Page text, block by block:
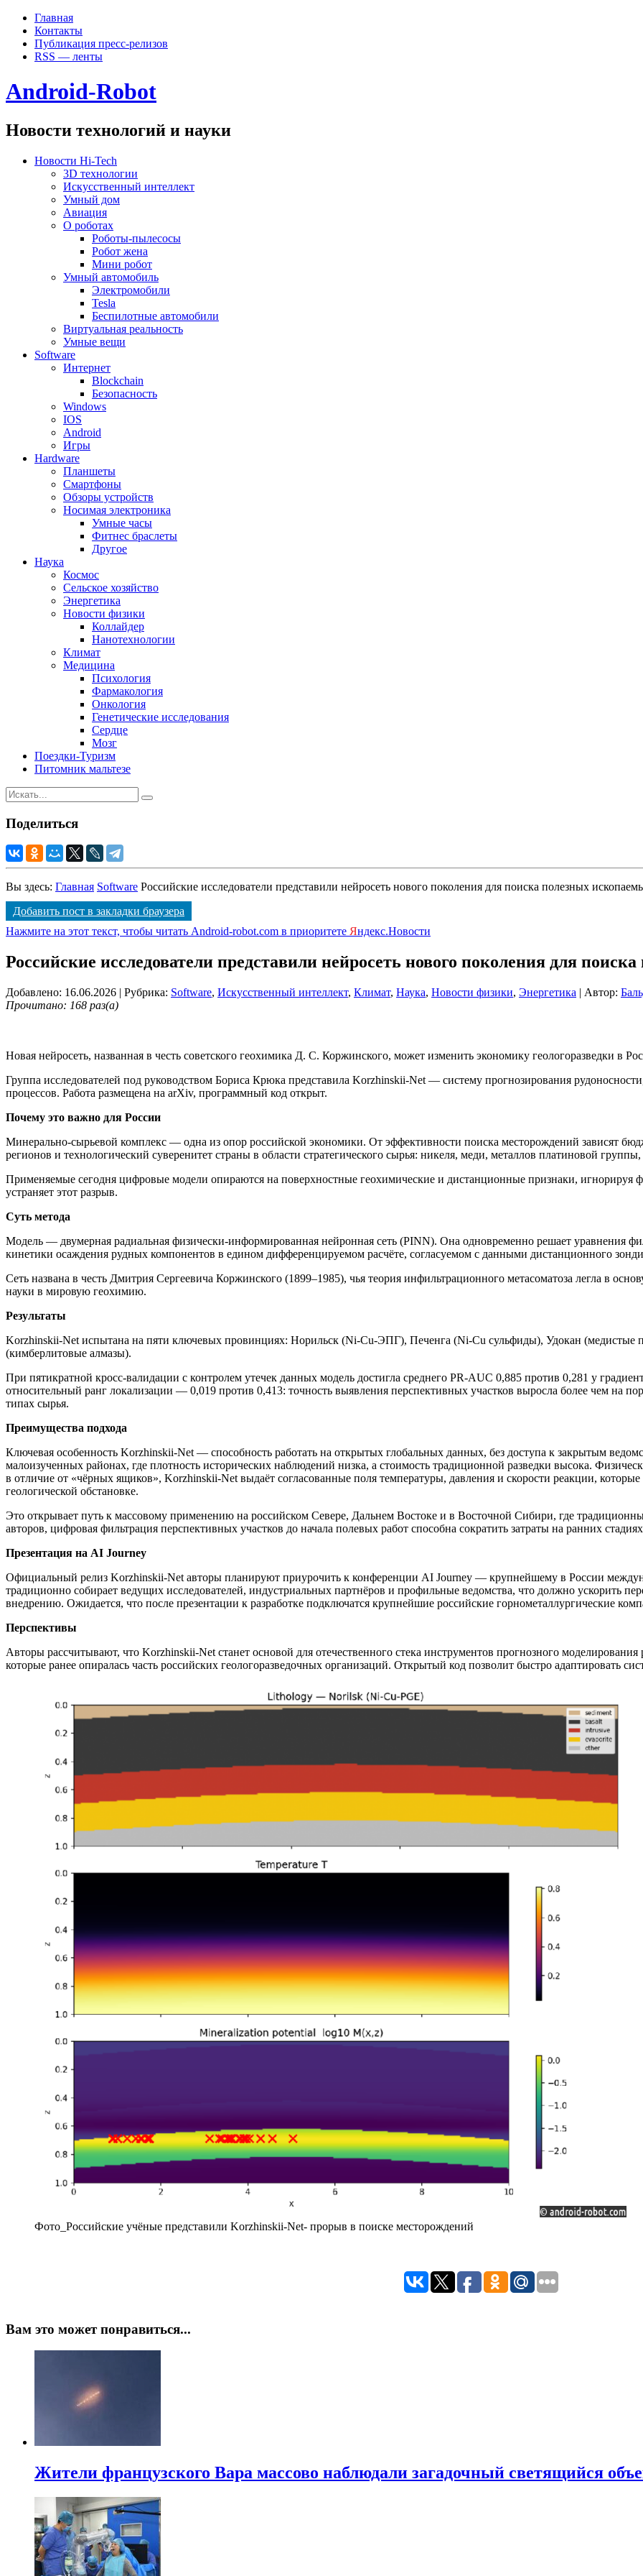
Главная
Контакты
Публикация пресс-релизов
RSS — ленты
Android-Robot
Новости технологий и науки
Новости Hi-Tech
3D технологии
Искусственный интеллект
Умный дом
Авиация
О роботах
Роботы-пылесосы
Робот жена
Мини робот
Умный автомобиль
Электромобили
Tesla
Беспилотные автомобили
Виртуальная реальность
Умные вещи
Software
Интернет
Blockchain
Безопасность
Windows
IOS
Android
Игры
Hardware
Планшеты
Смартфоны
Обзоры устройств
Носимая электроника
Умные часы
Фитнес браслеты
Другое
Наука
Космос
Сельское хозяйство
Энергетика
Новости физики
Коллайдер
Нанотехнологии
Климат
Медицина
Психология
Фармакология
Онкология
Генетические исследования
Сердце
Мозг
Поездки-Туризм
Питомник мальтезе
Поделиться
Вы здесь: Главная Software Российские исследователи представили нейросеть нового поколения для поиска полезных
Добавить пост в закладки браузера
Нажмите на этот текст, чтобы читать Android-robot.com в приоритете Яндекс.Новости
Российские исследователи представили нейросеть нового поколения для
Добавлено: 16.06.2026 | Рубрика: Software, Искусственный интеллект, Климат, Наука, Новости физики, Энергетика | Автор:
Прочитано: 168 раз(а)
Новая нейросеть, названная в честь советского геохимика Д. С. Коржинского, может изменить экономику геологоразведки в
Группа исследователей под руководством Бориса Крюка представила Korzhinskii-Net — систему прогнозирования
процессов. Работа размещена на arXiv, программный код открыт.
Почему это важно для России
Минерально-сырьевой комплекс — одна из опор российской экономики. От эффективности поиска месторождений зависят
регионов и технологический суверенитет страны в области стратегического сырья: никеля, меди, металлов платиновой группы,
Применяемые сегодня цифровые модели опираются на поверхностные геохимические и дистанционные признаки, игнорируя
устраняет этот разрыв.
Суть метода
Модель — двумерная радиальная физически-информированная нейронная сеть (PINN). Она одновременно решает уравнения
кинетики осаждения рудных компонентов в едином дифференцируемом расчёте, согласуемом с данными дистанционного
Сеть названа в честь Дмитрия Сергеевича Коржинского (1899–1985), чья теория инфильтрационного метасоматоза легла в
науки в мировую геохимию.
Результаты
Korzhinskii-Net испытана на пяти ключевых провинциях: Норильск (Ni-Cu-ЭПГ), Печенга (Ni-Cu сульфиды), Удокан (медистые
(кимберлитовые алмазы).
При пятикратной кросс-валидации с контролем утечек данных модель достигла среднего PR-AUC 0,885 против 0,281 у
относительный ранг локализации — 0,019 против 0,413: точность выявления перспективных участков выросла более чем на
типах сырья.
Преимущества подхода
Ключевая особенность Korzhinskii-Net — способность работать на открытых глобальных данных, без доступа к закрытым
малоизученных районах, где плотность исторических наблюдений низка, а стоимость традиционной разведки высока.
в отличие от «чёрных ящиков», Korzhinskii-Net выдаёт согласованные поля температуры, давления и скорости реакции, которые
геологической обстановке.
Это открывает путь к массовому применению на российском Севере, Дальнем Востоке и в Восточной Сибири, где
авторов, цифровая фильтрация перспективных участков до начала полевых работ способна сократить затраты на ранних стадиях
Презентация на AI Journey
Официальный релиз Korzhinskii-Net авторы планируют приурочить к конференции AI Journey — крупнейшему в России
традиционно собирает ведущих исследователей, индустриальных партнёров и профильные ведомства, что должно ускорить
внедрению. Ожидается, что после презентации к разработке подключатся крупнейшие российские горнометаллургические
Перспективы
Авторы рассчитывают, что Korzhinskii-Net станет основой для отечественного стека инструментов прогнозного
которые ранее опиралась часть российских геологоразведочных организаций. Открытый код позволит быстро адаптировать
Фото_Российские учёные представили Korzhinskii-Net- прорыв в поиске месторождений
Вам это может понравиться...
Жители французского Вара массово наблюдали загадочный светящийся